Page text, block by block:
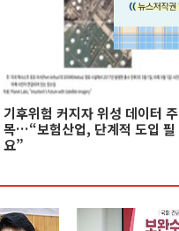
기후위험 커지자 위성 데이터 주
목…“보험산업, 단계적 도입 필
요”